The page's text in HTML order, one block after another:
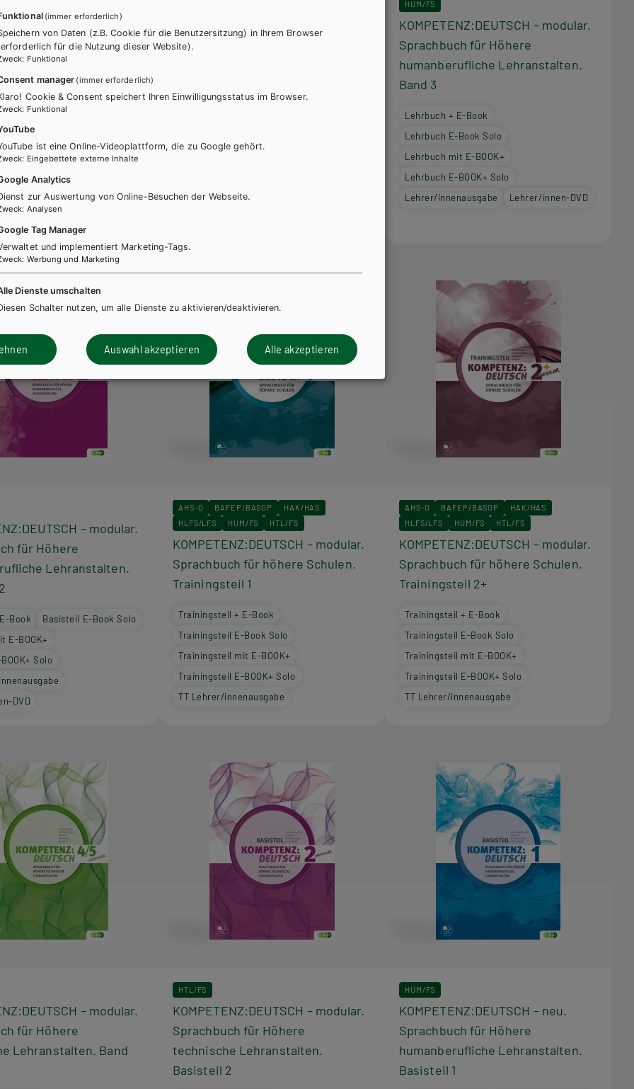
– modular.
für
Band 4/5
E-Book
E-BOOK+
BOOK+ Solo
Lehrer/innen-DVD
Sprachbuch für
Lehrbuch E-Book Solo
TT Lehrer/innenausgabe
HUM/FS
KOMPETENZ:DEUTSCH – modular.
Sprachbuch für Höhere
humanberufliche Lehranstalten.
Band 3
Lehrbuch + E-Book
Lehrbuch E-Book Solo
Lehrbuch mit E-BOOK+
Lehrbuch E-BOOK+ Solo
Lehrer/innenausgabe
Lehrer/innen-DVD
– modular.
für Höhere
Lehranstalten.
Book
Basisteil E-Book Solo
E-BOOK+
Solo
DVD
AHS-O BAFEP/BASOP
HAK/HAS
HLFS/LFS
HUM/FS HTL/FS
KOMPETENZ:DEUTSCH – modular.
Sprachbuch für höhere Schulen.
Trainingsteil 1
Trainingsteil + E-Book
Trainingsteil E-Book Solo
Trainingsteil mit E-BOOK+
Trainingsteil E-BOOK+ Solo
TT Lehrer/innenausgabe
AHS-O BAFEP/BASOP
HAK/HAS
HLFS/LFS
HUM/FS HTL/FS
KOMPETENZ:DEUTSCH – modular.
Sprachbuch für höhere Schulen.
Trainingsteil 2+
Trainingsteil + E-Book
Trainingsteil E-Book Solo
Trainingsteil mit E-BOOK+
Trainingsteil E-BOOK+ Solo
TT Lehrer/innenausgabe
– modular.
für Höhere
Lehranstalten. Band
HTL/FS
KOMPETENZ:DEUTSCH – modular.
Sprachbuch für Höhere
technische Lehranstalten.
Basisteil 2
HUM/FS
KOMPETENZ:DEUTSCH – neu.
Sprachbuch für Höhere
humanberufliche Lehranstalten.
Basisteil 1
(immer erforderlich)
von Daten (z.B. Cookie für die Benutzersitzung) in Ihrem Browser
für die Nutzung dieser Website).
: Funktional
manager (immer erforderlich)
Cookie & Consent speichert Ihren Einwilligungsstatus im Browser.
: Funktional
ist eine Online-Videoplattform, die zu Google gehört.
: Eingebettete externe Inhalte
Analytics
zur Auswertung von Online-Besuchen der Webseite.
: Analysen
Tag Manager
und implementiert Marketing-Tags.
: Werbung und Marketing
Dienste umschalten
Schalter nutzen, um alle Dienste zu aktivieren/deaktivieren.
Auswahl akzeptieren Alle akzeptieren